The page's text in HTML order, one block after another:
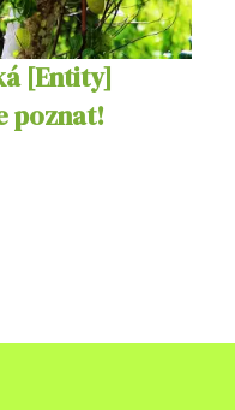
[Entity]
poznat!